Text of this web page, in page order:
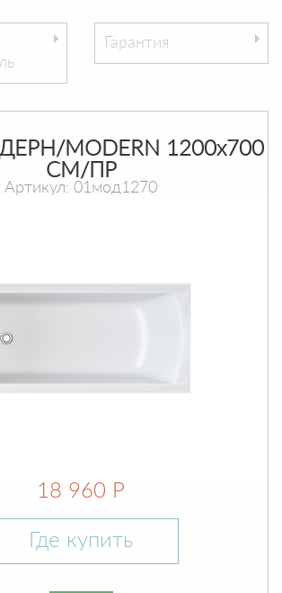
Гарантия
MODERN 1200х700
СМ/ПР
Артикул: 01мод1270
18 960 Р
Где купить